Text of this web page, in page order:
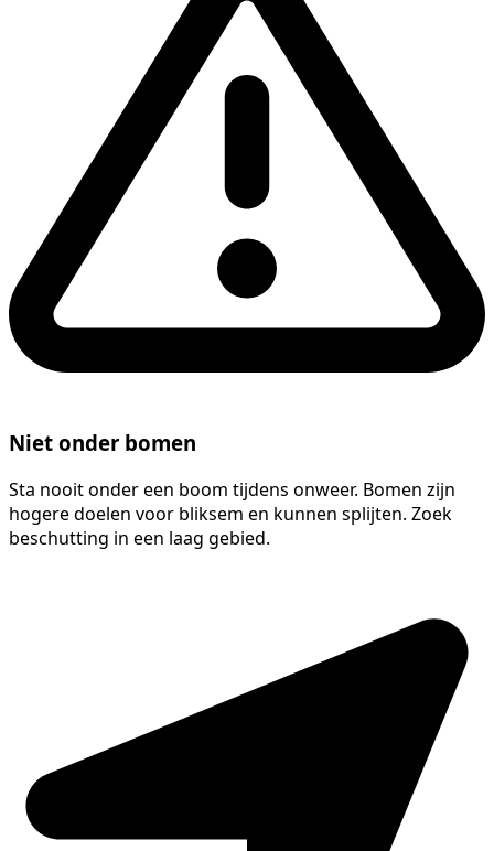
Niet onder bomen
Sta nooit onder een boom tijdens onweer. Bomen zijn
hogere doelen voor bliksem en kunnen splijten. Zoek
beschutting in een laag gebied.